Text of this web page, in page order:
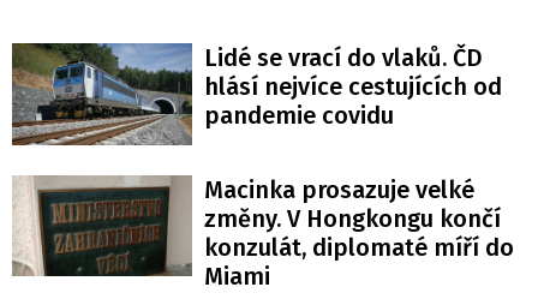
Lidé se vrací do vlaků. ČD
hlásí nejvíce cestujících od
pandemie covidu
Macinka prosazuje velké
změny. V Hongkongu končí
konzulát, diplomaté míří do
Miami